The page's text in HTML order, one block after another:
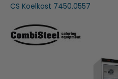
CS Koelkast 7450.0557